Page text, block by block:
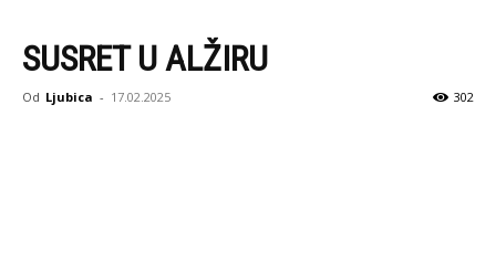
SUSRET U ALŽIRU
Od Ljubica - 17.02.2025 302